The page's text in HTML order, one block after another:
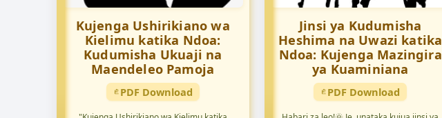
Kujenga Ushirikiano wa
Kielimu katika Ndoa:
Kudumisha Ukuaji na
Maendeleo Pamoja
PDF Download
Jinsi ya Kudumisha
Heshima na Uwazi katika
Ndoa: Kujenga Mazingira
ya Kuaminiana
PDF Download